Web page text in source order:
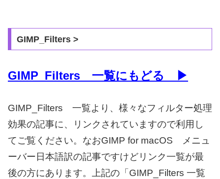
GIMP_Filters >
GIMP_Filters 一覧にもどる ▶
GIMP_Filters 一覧より、様々なフィルター処理
効果の記事に、リンクされていますので利用し
てご覧ください。なおGIMP for macOS メニュ
ーバー日本語訳の記事ですけどリンク一覧が最
後の方にあります。上記の「GIMP_Filters 一覧